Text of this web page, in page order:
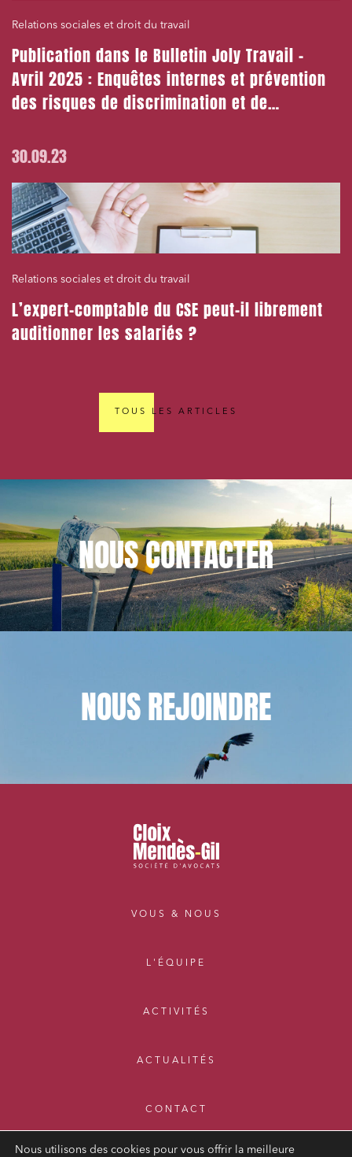
Relations sociales et droit du travail
Publication dans le Bulletin Joly Travail –
Avril 2025 : Enquêtes internes et prévention
des risques de discrimination et de
30.09.23
Relations sociales et droit du travail
L’expert-comptable du CSE peut-il librement
auditionner les salariés ?
TOUS LES ARTICLES
NOUSCONTACTER
NOUSREJOINDRE
VOUS & NOUS
L'ÉQUIPE
ACTIVITÉS
ACTUALITÉS
CONTACT
Nous utilisons des cookies pour vous offrir la meilleure